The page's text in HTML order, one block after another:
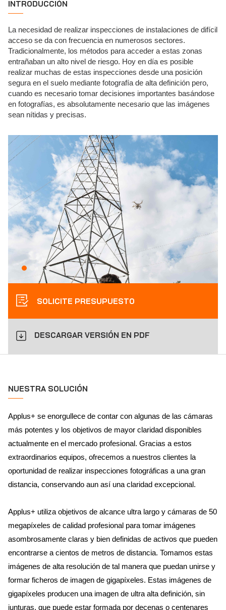
INTRODUCCIÓN
La necesidad de realizar inspecciones de instalaciones de difícil
acceso se da con frecuencia en numerosos sectores.
Tradicionalmente, los métodos para acceder a estas zonas
entrañaban un alto nivel de riesgo. Hoy en día es posible
realizar muchas de estas inspecciones desde una posición
segura en el suelo mediante fotografía de alta definición pero,
cuando es necesario tomar decisiones importantes basándose
en fotografías, es absolutamente necesario que las imágenes
sean nítidas y precisas.
SOLICITE PRESUPUESTO
DESCARGAR VERSIÓN EN PDF
NUESTRA SOLUCIÓN
Applus+ se enorgullece de contar con algunas de las cámaras
más potentes y los objetivos de mayor claridad disponibles
actualmente en el mercado profesional. Gracias a estos
extraordinarios equipos, ofrecemos a nuestros clientes la
oportunidad de realizar inspecciones fotográficas a una gran
distancia, conservando aun así una claridad excepcional.
Applus+ utiliza objetivos de alcance ultra largo y cámaras de 50
megapíxeles de calidad profesional para tomar imágenes
asombrosamente claras y bien definidas de activos que pueden
encontrarse a cientos de metros de distancia. Tomamos estas
imágenes de alta resolución de tal manera que puedan unirse y
formar ficheros de imagen de gigapíxeles. Estas imágenes de
gigapíxeles producen una imagen de ultra alta definición, sin
junturas, que puede estar formada por decenas o centenares